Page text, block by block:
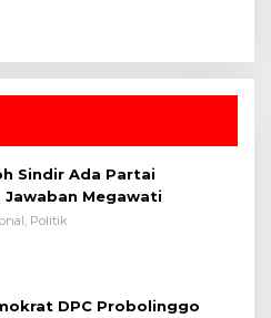
Sindir Ada Partai
Jawaban Megawati
Politik
DPC Probolinggo